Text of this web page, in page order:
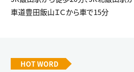
車道豊田飯山ＩＣから車で15分
HOT WORD